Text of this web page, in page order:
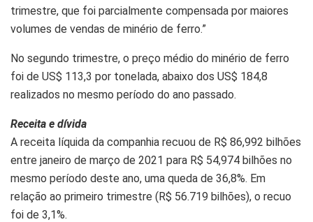
trimestre, que foi parcialmente compensada por maiores
volumes de vendas de minério de ferro.”
No segundo trimestre, o preço médio do minério de ferro
foi de US$ 113,3 por tonelada, abaixo dos US$ 184,8
realizados no mesmo período do ano passado.
Receita e dívida
A receita líquida da companhia recuou de R$ 86,992 bilhões
entre janeiro de março de 2021 para R$ 54,974 bilhões no
mesmo período deste ano, uma queda de 36,8%. Em
relação ao primeiro trimestre (R$ 56.719 bilhões), o recuo
foi de 3,1%.